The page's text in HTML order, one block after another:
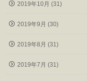
2019年10月 (31)
2019年9月 (30)
2019年8月 (31)
2019年7月 (31)